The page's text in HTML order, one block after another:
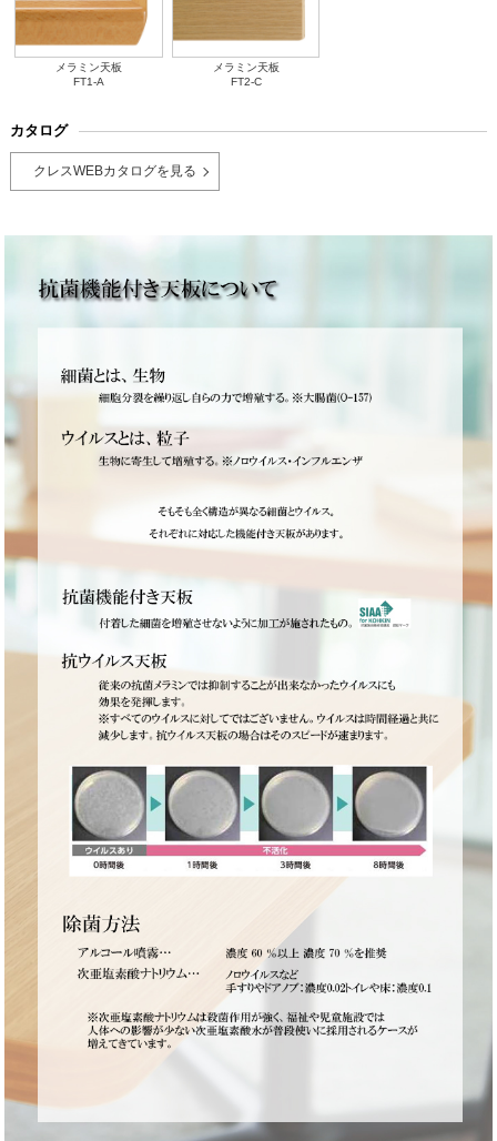
メラミン天板
FT1-A
メラミン天板
FT2-C
カタログ
クレスWEBカタログを見る